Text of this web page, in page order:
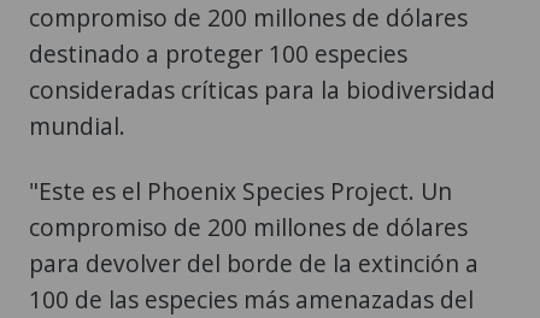
compromiso de 200 millones de dólares
destinado a proteger 100 especies
consideradas críticas para la biodiversidad
mundial.
"Este es el Phoenix Species Project. Un
compromiso de 200 millones de dólares
para devolver del borde de la extinción a
100 de las especies más amenazadas del